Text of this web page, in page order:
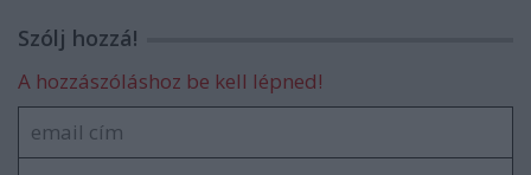
Szólj hozzá!
A hozzászóláshoz be kell lépned!